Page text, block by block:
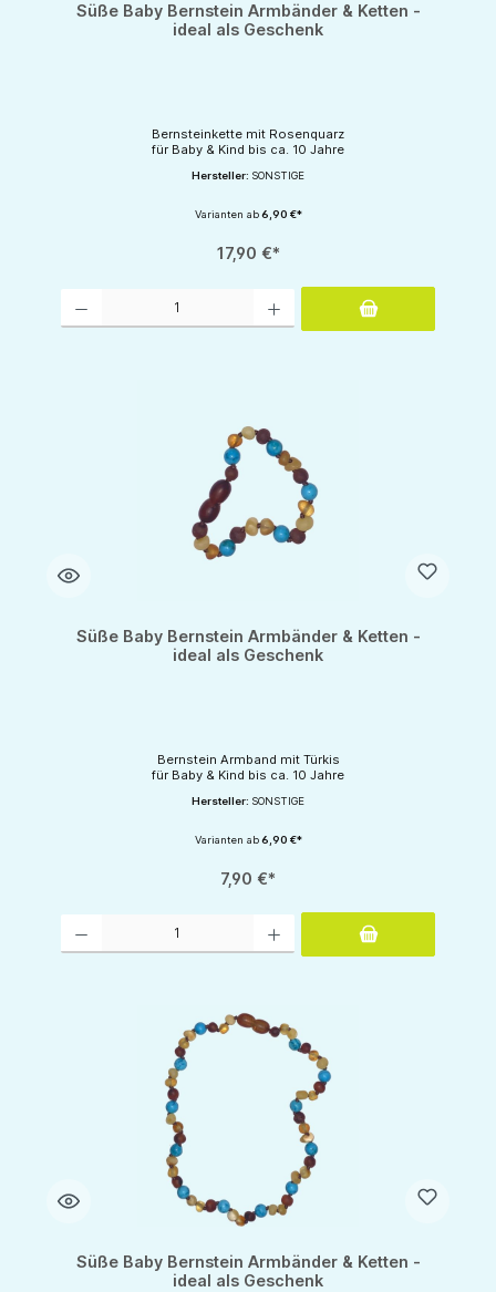
Süße Baby Bernstein Armbänder & Ketten -
ideal als Geschenk
Bernsteinkette mit Rosenquarz
für Baby & Kind bis ca. 10 Jahre
Hersteller: SONSTIGE
Varianten ab6,90 €*
17,90 €*
Süße Baby Bernstein Armbänder & Ketten -
ideal als Geschenk
Bernstein Armband mit Türkis
für Baby & Kind bis ca. 10 Jahre
Hersteller: SONSTIGE
Varianten ab6,90 €*
7,90 €*
Süße Baby Bernstein Armbänder & Ketten -
ideal als Geschenk